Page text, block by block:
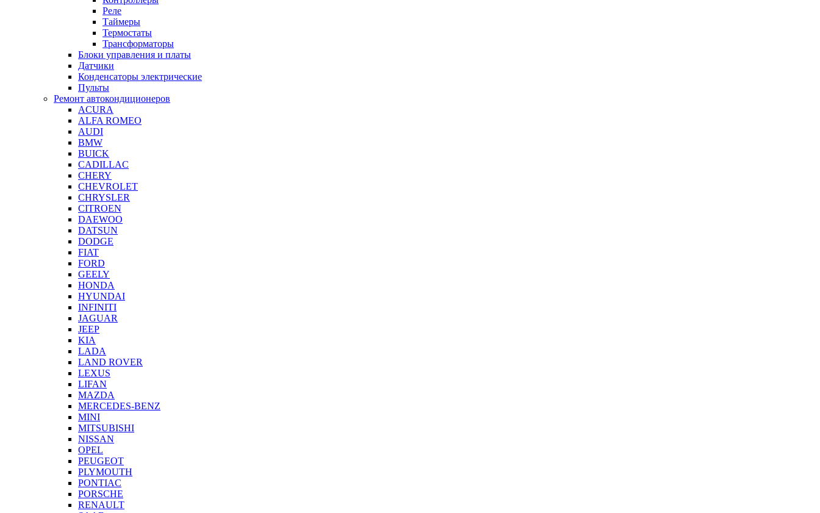
Реле
Таймеры
Термостаты
Трансформаторы
Блоки управления и платы
Датчики
Конденсаторы электрические
Пульты
Ремонт автокондиционеров
ACURA
ALFA ROMEO
AUDI
BMW
BUICK
CADILLAC
CHERY
CHEVROLET
CHRYSLER
CITROEN
DAEWOO
DATSUN
DODGE
FIAT
FORD
GEELY
HONDA
HYUNDAI
INFINITI
JAGUAR
JEEP
KIA
LADA
LAND ROVER
LEXUS
LIFAN
MAZDA
MERCEDES-BENZ
MINI
MITSUBISHI
NISSAN
OPEL
PEUGEOT
PLYMOUTH
PONTIAC
PORSCHE
RENAULT